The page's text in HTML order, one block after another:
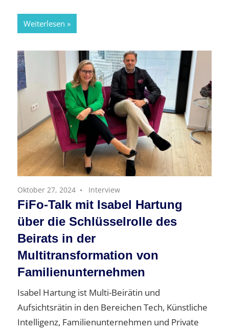
Weiterlesen
Oktober 27, 2024 Interview
FiFo-Talk mit Isabel Hartung
über die Schlüsselrolle des
Beirats in der
Multitransformation von
Familienunternehmen
Isabel Hartung ist Multi-Beirätin und
Aufsichtsrätin in den Bereichen Tech, Künstliche
Intelligenz, Familienunternehmen und Private